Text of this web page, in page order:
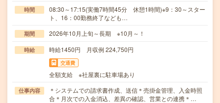
時間
08:30～17:15(実働7時間45分 休憩1時間)※9：30～スター
ト、16：00勤務終了なども…
期間 2026年10月上旬～長期 ※10月～！
時給 時給1450円 月収例 224,750円
交通費
全額支給 ※社屋裏に駐車場あり
仕事内容
＊システムでの請求書作成、送信＊売掛金管理、入金時照
合＊月次での入金消込、差異の確認、営業との連携＊…